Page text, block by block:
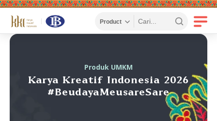
Produk UMKM
Karya Kreatif Indonesia 2026
#BeudayaMeusareSare